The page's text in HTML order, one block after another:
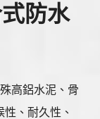
防水
高鋁水泥、骨
、耐久性、